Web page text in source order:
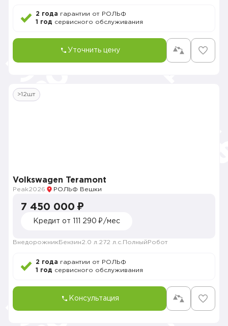
2 года гарантии от РОЛЬФ
1 год сервисного обслуживания
Уточнить цену
>12шт
Volkswagen Teramont
Peak2026 РОЛЬФ Вешки
7 450 000 ₽
Кредит от 111 290 ₽/мес
Внедорожник Бензин2.0 л. 272 л.с. Полный Робот
2 года гарантии от РОЛЬФ
1 год сервисного обслуживания
Консультация